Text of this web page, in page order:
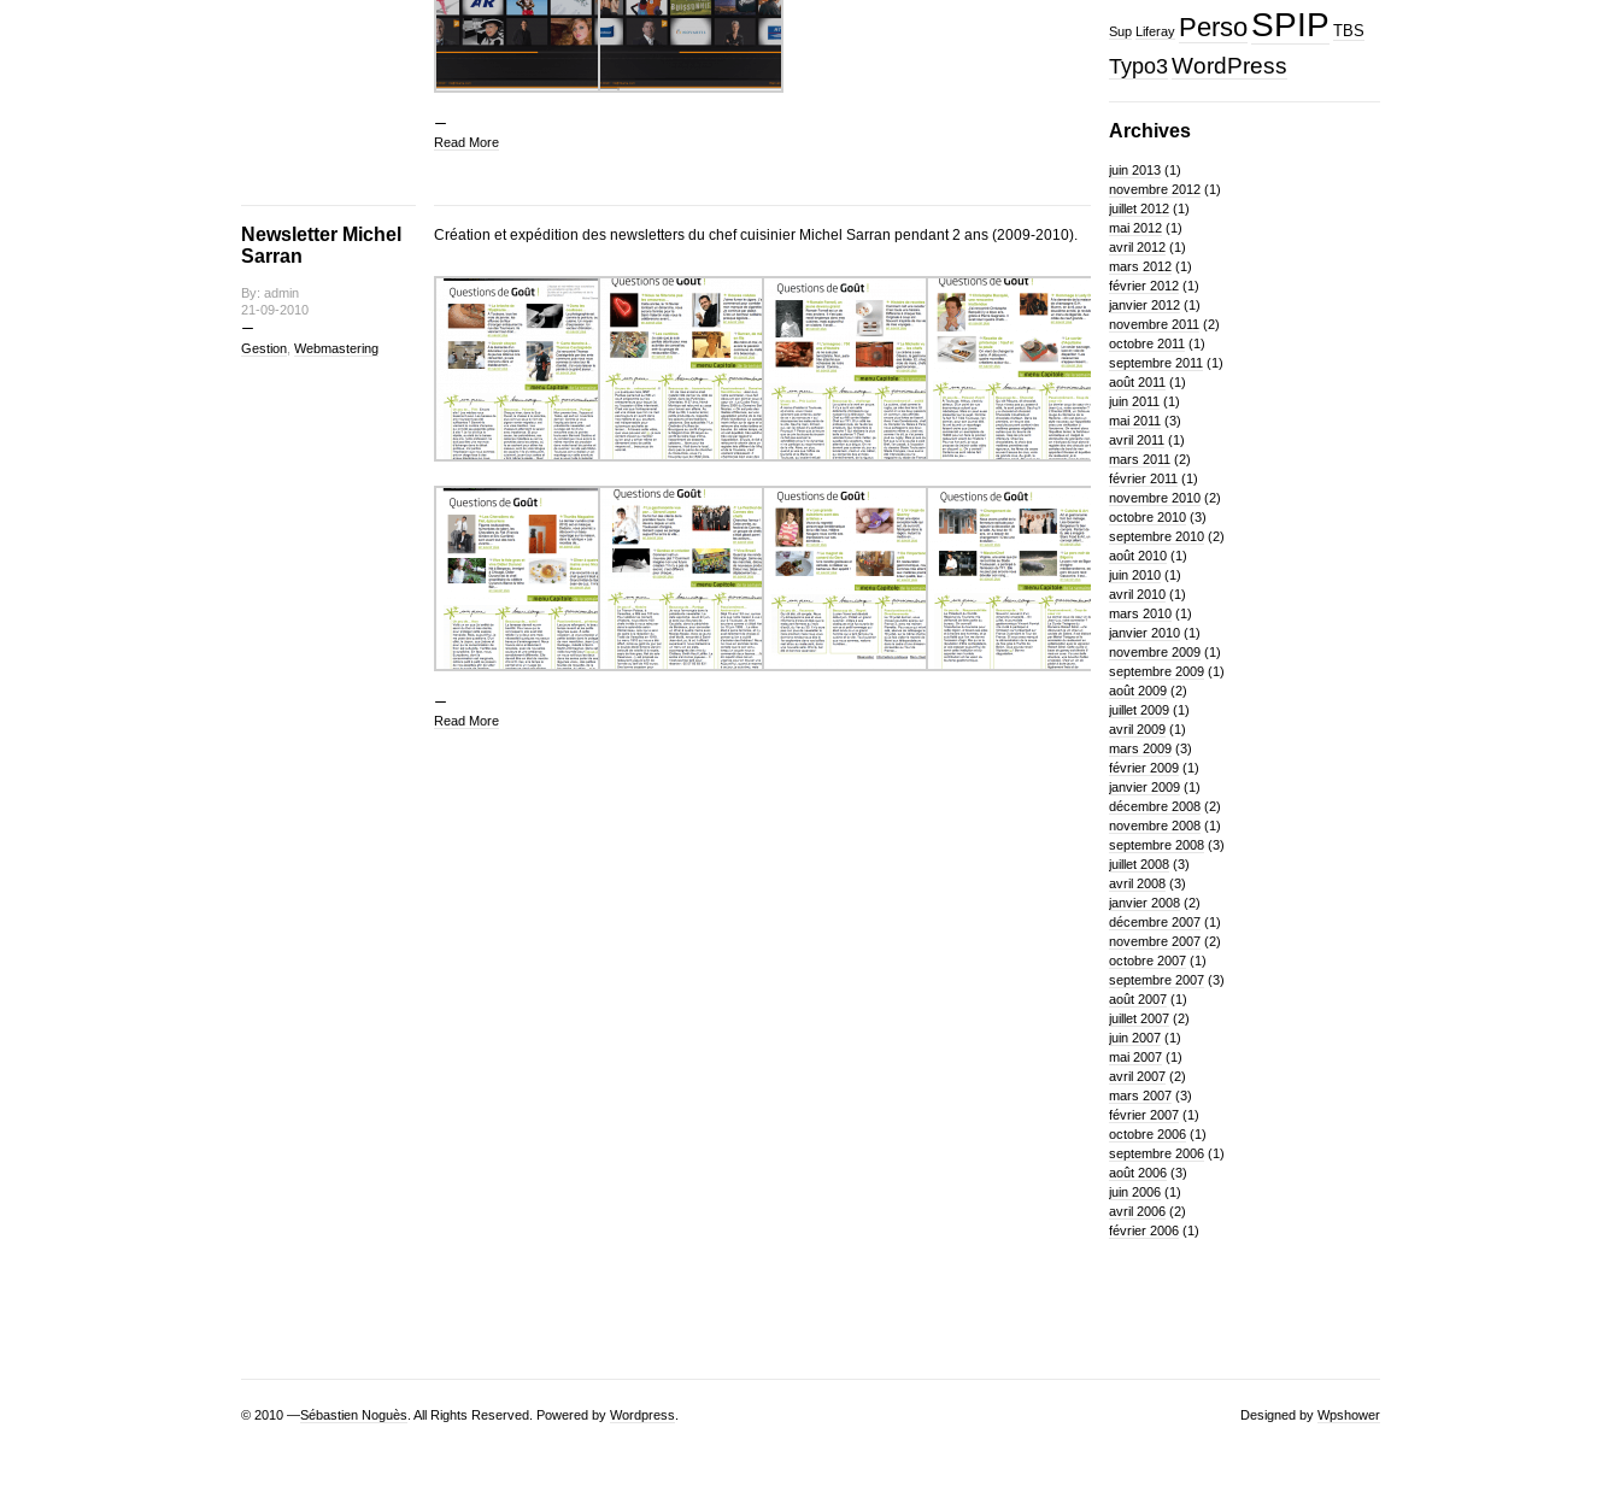
Read More
Newsletter Michel
Sarran
By: admin
21-09-2010
Gestion, Webmastering
Création et expédition des newsletters du chef cuisinier Michel Sarran pendant 2 ans (2009-2010).
Read More
Sup Liferay PersoSPIP TBS
Typo3WordPress
Archives
juin 2013(1)
novembre 2012(1)
juillet 2012(1)
mai 2012(1)
avril 2012(1)
mars 2012(1)
février 2012(1)
janvier 2012(1)
novembre 2011 (2)
octobre 2011 (1)
septembre 2011 (1)
août 2011 (1)
juin 2011 (1)
mai 2011 (3)
avril 2011 (1)
mars 2011 (2)
février 2011 (1)
novembre 2010(2)
octobre 2010(3)
septembre 2010(2)
août 2010(1)
juin 2010(1)
avril 2010(1)
mars 2010(1)
janvier 2010(1)
novembre 2009(1)
septembre 2009(1)
août 2009(2)
juillet 2009(1)
avril 2009(1)
mars 2009(3)
février 2009(1)
janvier 2009(1)
décembre 2008(2)
novembre 2008(1)
septembre 2008(3)
juillet 2008(3)
avril 2008(3)
janvier 2008(2)
décembre 2007(1)
novembre 2007(2)
octobre 2007(1)
septembre 2007(3)
août 2007(1)
juillet 2007(2)
juin 2007(1)
mai 2007(1)
avril 2007(2)
mars 2007(3)
février 2007(1)
octobre 2006(1)
septembre 2006(1)
août 2006(3)
juin 2006(1)
avril 2006(2)
février 2006(1)
© 2010 —Sébastien Noguès . All Rights Reserved. Powered by Wordpress Designed by Wpshower